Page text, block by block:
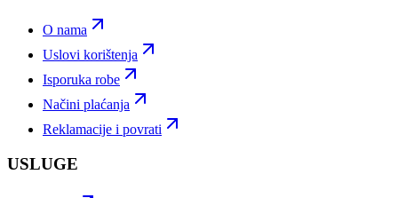
O nama
Uslovi korištenja
Isporuka robe
Načini plaćanja
Reklamacije i povrati
USLUGE